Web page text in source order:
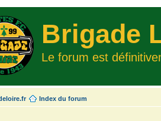
Brigade
Le forum est
Index du forum